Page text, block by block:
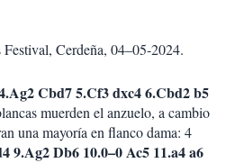
Cerdeña, 04–05-2024.
Cbd7 5.Cf3 dxc4 6.Cbd2 b5
muerden el anzuelo, a cambio
una mayoría en flanco dama: 4
9.Ag2 Db6 10.0–0 Ac5 11.a4 a6